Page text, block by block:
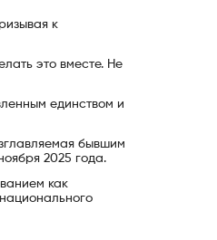
к
это вместе. Не
единством и
бывшим
2025 года.
как